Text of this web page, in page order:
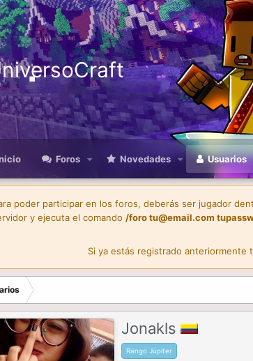
Foros Novedades Usuarios
poder participar en los foros, deberás ser jugador
y ejecuta el comando /forotu@email.com
Si ya estás registrado anteriormente
Jonakls
Rango Júpiter